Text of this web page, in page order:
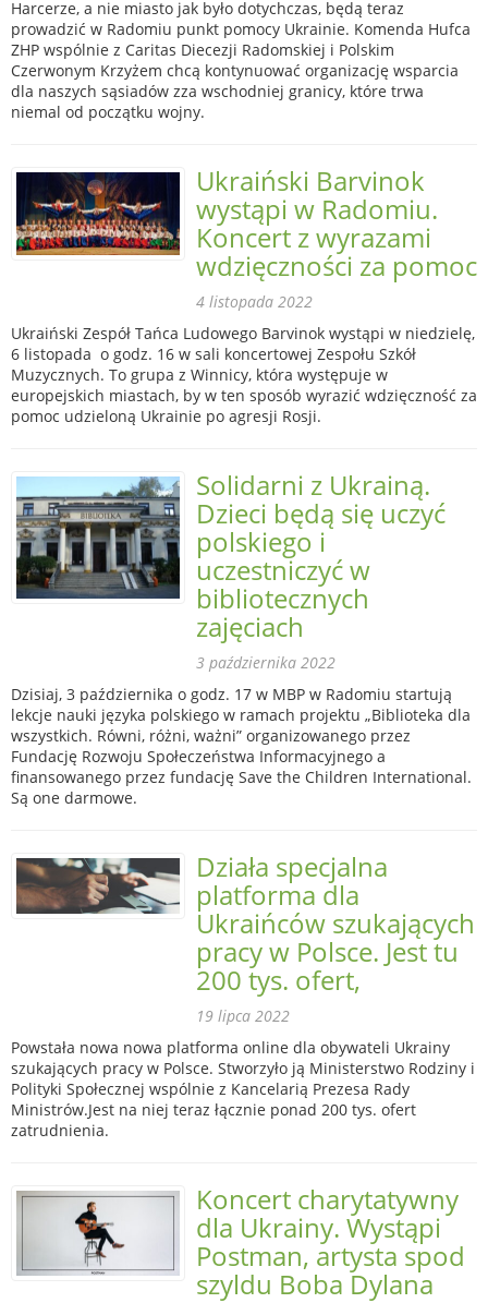
Harcerze, a nie miasto jak było dotychczas, będą teraz
prowadzić w Radomiu punkt pomocy Ukrainie. Komenda Hufca
ZHP wspólnie z Caritas Diecezji Radomskiej i Polskim
Czerwonym Krzyżem chcą kontynuować organizację wsparcia
dla naszych sąsiadów zza wschodniej granicy, które trwa
niemal od początku wojny.
Ukraiński Barvinok
wystąpi w Radomiu.
Koncert z wyrazami
wdzięczności za pomoc
4 listopada 2022
Ukraiński Zespół Tańca Ludowego Barvinok wystąpi w niedzielę,
6 listopada o godz. 16 w sali koncertowej Zespołu Szkół
Muzycznych. To grupa z Winnicy, która występuje w
europejskich miastach, by w ten sposób wyrazić wdzięczność za
pomoc udzieloną Ukrainie po agresji Rosji.
Solidarni z Ukrainą.
Dzieci będą się uczyć
polskiego i
uczestniczyć w
bibliotecznych
zajęciach
3 października 2022
Dzisiaj, 3 października o godz. 17 w MBP w Radomiu startują
lekcje nauki języka polskiego w ramach projektu „Biblioteka dla
wszystkich. Równi, różni, ważni” organizowanego przez
Fundację Rozwoju Społeczeństwa Informacyjnego a
finansowanego przez fundację Save the Children International.
Są one darmowe.
Działa specjalna
platforma dla
Ukraińców szukających
pracy w Polsce. Jest tu
200 tys. ofert,
19 lipca 2022
Powstała nowa nowa platforma online dla obywateli Ukrainy
szukających pracy w Polsce. Stworzyło ją Ministerstwo Rodziny i
Polityki Społecznej wspólnie z Kancelarią Prezesa Rady
Ministrów.Jest na niej teraz łącznie ponad 200 tys. ofert
zatrudnienia.
Koncert charytatywny
dla Ukrainy. Wystąpi
Postman, artysta spod
szyldu Boba Dylana